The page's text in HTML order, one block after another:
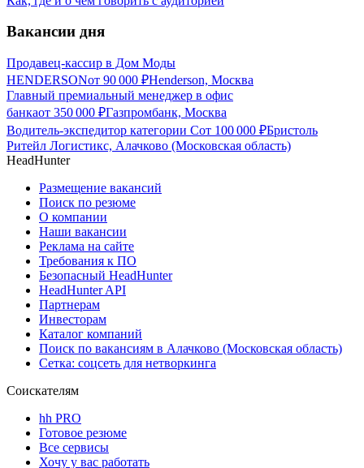
Вакансии дня
Продавец-кассир в Дом Моды
HENDERSONот 90 000 ₽Henderson, Москва
Главный премиальный менеджер в офис
банкаот 350 000 ₽Газпромбанк, Москва
Водитель-экспедитор категории Сот 100 000 ₽Бристоль
Ритейл Логистикс, Алачково (Московская область)
HeadHunter
Размещение вакансий
Поиск по резюме
О компании
Наши вакансии
Реклама на сайте
Требования к ПО
Безопасный HeadHunter
HeadHunter API
Партнерам
Инвесторам
Каталог компаний
Поиск по вакансиям в Алачково (Московская область)
Сетка: соцсеть для нетворкинга
Соискателям
hh PRO
Готовое резюме
Все сервисы
Хочу у вас работать